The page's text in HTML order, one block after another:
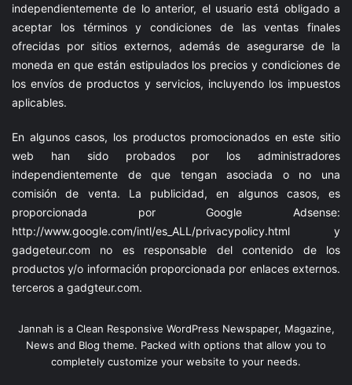
independientemente de lo anterior, el usuario está obligado a
aceptar los términos y condiciones de las ventas finales
ofrecidas por sitios externos, además de asegurarse de la
moneda en que están estipulados los precios y condiciones de
los envíos de productos y servicios, incluyendo los impuestos
aplicables.
En algunos casos, los productos promocionados en este sitio
web han sido probados por los administradores
independientemente de que tengan asociada o no una
comisión de venta. La publicidad, en algunos casos, es
proporcionada por Google Adsense:
http://www.google.com/intl/es_ALL/privacypolicy.html y
gadgeteur.com no es responsable del contenido de los
productos y/o información proporcionada por enlaces externos.
terceros a gadgteur.com.
Jannah is a Clean Responsive WordPress Newspaper, Magazine,
News and Blog theme. Packed with options that allow you to
completely customize your website to your needs.